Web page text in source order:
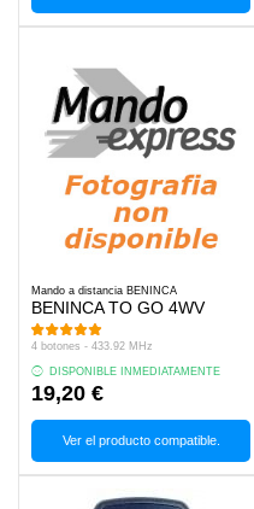
Mando a distancia BENINCA
BENINCA TO GO 4WV
4 botones - 433.92 MHz
DISPONIBLE INMEDIATAMENTE
19,20 €
Ver el producto compatible.